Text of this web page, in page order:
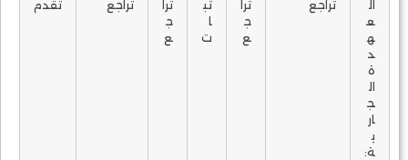
ال
ع
ه
د
ة
ال
ج
ار
ي
ة:
تراجع
ترا
ج
ع
ثب
ا
ت
ترا
ج
ع
تراجع تقدم